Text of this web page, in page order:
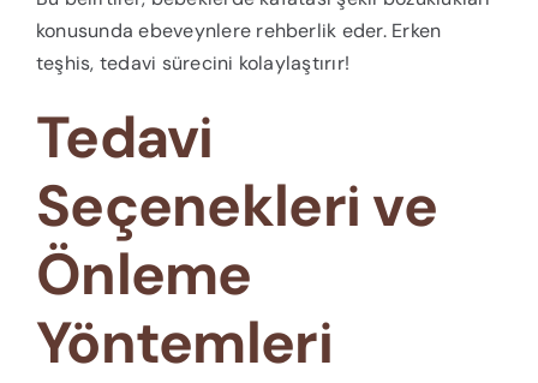
konusunda ebeveynlere rehberlik eder. Erken
teşhis, tedavi sürecini kolaylaştırır!
Tedavi
Seçenekleri ve
Önleme
Yöntemleri